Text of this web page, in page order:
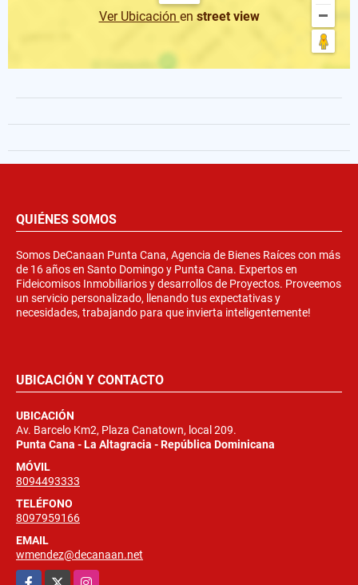
Ver Ubicación en street view
QUIÉNES SOMOS
Somos DeCanaan Punta Cana, Agencia de Bienes Raíces con más
de 16 años en Santo Domingo y Punta Cana. Expertos en
Fideicomisos Inmobiliarios y desarrollos de Proyectos. Proveemos
un servicio personalizado, llenando tus expectativas y
necesidades, trabajando para que invierta inteligentemente!
UBICACIÓN Y CONTACTO
UBICACIÓN
Av. Barcelo Km2, Plaza Canatown, local 209.
Punta Cana - La Altagracia - República Dominicana
MÓVIL
8094493333
TELÉFONO
8097959166
EMAIL
wmendez@decanaan.net
Facebook
Instagram